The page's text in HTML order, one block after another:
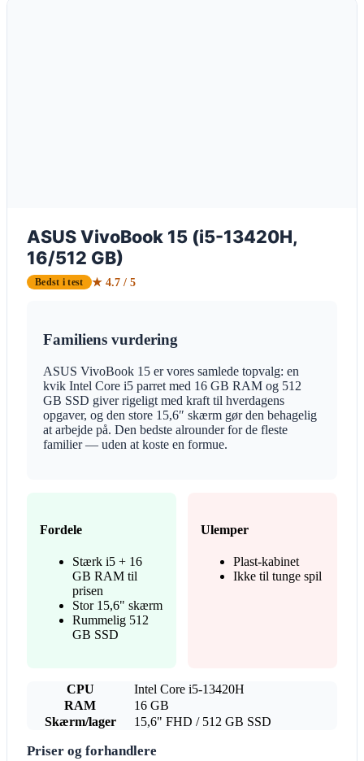
ASUS VivoBook 15 (i5-13420H,
16/512 GB)
Bedst i test ★ 4.7 / 5
Familiens vurdering
ASUS VivoBook 15 er vores samlede topvalg: en
kvik Intel Core i5 parret med 16 GB RAM og 512
GB SSD giver rigeligt med kraft til hverdagens
opgaver, og den store 15,6″ skærm gør den behagelig
at arbejde på. Den bedste alrounder for de fleste
familier — uden at koste en formue.
Fordele
Stærk i5 + 16
GB RAM til
prisen
Stor 15,6" skærm
Rummelig 512
GB SSD
Ulemper
Plast-kabinet
Ikke til tunge spil
CPU
Intel Core i5-13420H
RAM
16 GB
Skærm/lager
15,6" FHD / 512 GB SSD
Priser og forhandlere